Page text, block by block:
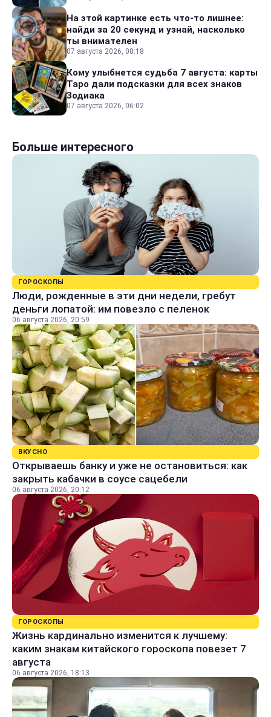
На этой картинке есть что-то лишнее:
найди за 20 секунд и узнай, насколько
ты внимателен
07 августа 2026, 08:18
Кому улыбнется судьба 7 августа: карты
Таро дали подсказки для всех знаков
Зодиака
07 августа 2026, 06:02
Больше интересного
ГОРОСКОПЫ
Люди, рожденные в эти дни недели, гребут
деньги лопатой: им повезло с пеленок
06 августа 2026, 20:59
ВКУСНО
Открываешь банку и уже не остановиться: как
закрыть кабачки в соусе сацебели
06 августа 2026, 20:12
ГОРОСКОПЫ
Жизнь кардинально изменится к лучшему:
каким знакам китайского гороскопа повезет 7
августа
06 августа 2026, 18:13